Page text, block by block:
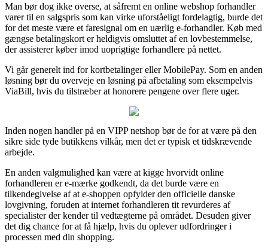
Man bør dog ikke overse, at såfremt en online webshop forhandler
varer til en salgspris som kan virke uforståeligt fordelagtig, burde det
for det meste være et faresignal om en uærlig e-forhandler. Køb med
gængse betalingskort er heldigvis omsluttet af en lovbestemmelse,
der assisterer køber imod uoprigtige forhandlere på nettet.
Vi går generelt ind for kortbetalinger eller MobilePay. Som en anden
løsning bør du overveje en løsning på afbetaling som eksempelvis
ViaBill, hvis du tilstræber at honorere pengene over flere uger.
Inden nogen handler på en VIPP netshop bør de for at være på den
sikre side tyde butikkens vilkår, men det er typisk et tidskrævende
arbejde.
En anden valgmulighed kan være at kigge hvorvidt online
forhandleren er e-mærke godkendt, da det burde være en
tilkendegivelse af at e-shoppen opfylder den officielle danske
lovgivning, foruden at internet forhandleren tit revurderes af
specialister der kender til vedtægterne på området. Desuden giver
det dig chance for at få hjælp, hvis du oplever udfordringer i
processen med din shopping.